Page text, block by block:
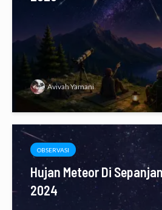
Avivah Yamani
OBSERVASI
Hujan Meteor Di
2024